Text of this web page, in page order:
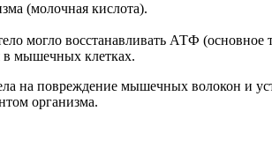
(молочная кислота).
могло восстанавливать АТФ
в мышечных клетках.
на повреждение мышечных волокон и
организма.